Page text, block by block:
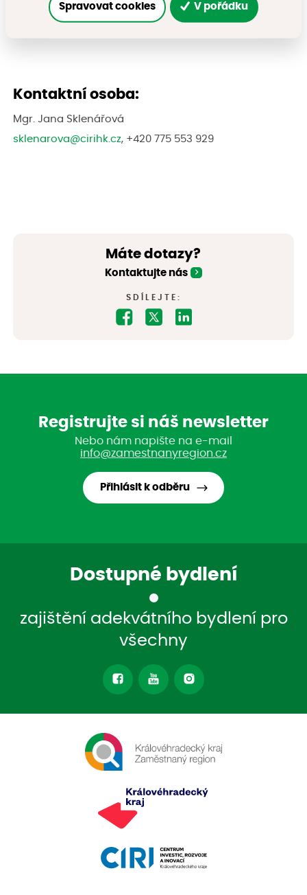
Kontakt
Kontaktní osoba:
Mgr. Jana Sklenářová
sklenarova@cirihk.cz, +420 775 553 929
Máte dotazy?
Kontaktujte nás
SDÍLEJTE:
Registrujte si náš newsletter
Nebo nám napište na e-mail
info@zamestnanyregion.cz
Přihlásit k odběru
Dostupné bydlení
zajištění adekvátního bydlení pro
všechny
Spravovat cookies V pořádku